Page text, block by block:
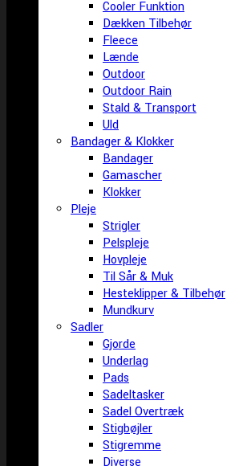
Cooler Funktion
Dækken Tilbehør
Fleece
Lænde
Outdoor
Outdoor Rain
Stald & Transport
Uld
Bandager & Klokker
Bandager
Gamascher
Klokker
Pleje
Strigler
Pelspleje
Hovpleje
Til Sår & Muk
Hesteklipper & Tilbehør
Mundkurv
Sadler
Gjorde
Underlag
Pads
Sadeltasker
Sadel Overtræk
Stigbøjler
Stigremme
Diverse